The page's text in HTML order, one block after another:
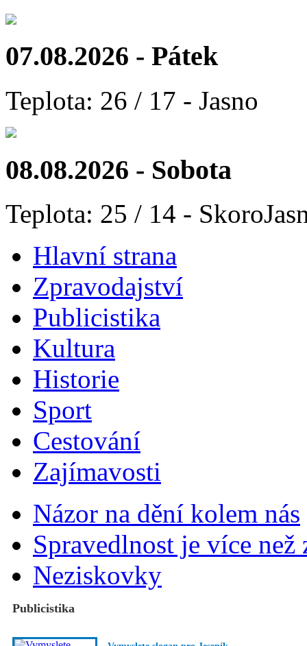
07.08.2026 - Pátek
Teplota: 26 / 17 - Jasno
08.08.2026 - Sobota
Teplota: 25 / 14 -
Hlavní strana
Zpravodajství
Publicistika
Kultura
Historie
Sport
Cestování
Zajímavosti
Názor na dění kolem nás
Spravedlnost je více než
Neziskovky
Publicistika